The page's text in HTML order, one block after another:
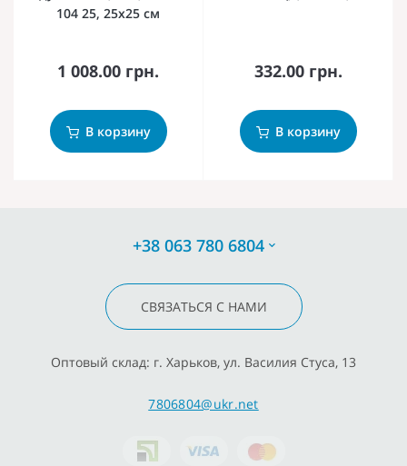
104 25, 25х25 см
1 008.00 грн.
В корзину
332.00 грн.
В корзину
+38 063 780 6804
СВЯЗАТЬСЯ С НАМИ
Оптовый склад: г. Харьков, ул. Василия Стуса, 13
7806804@ukr.net